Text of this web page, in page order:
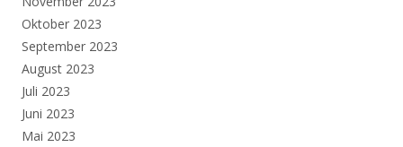
Oktober 2023
September 2023
August 2023
Juli 2023
Juni 2023
Mai 2023